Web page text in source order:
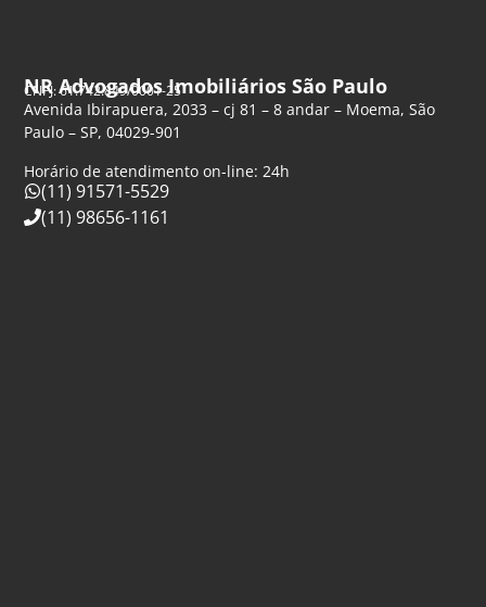
NR Advogados Imobiliários São Paulo
CNPJ: 61.742.849/0001-25
Avenida Ibirapuera, 2033 – cj 81 – 8 andar – Moema, São
Paulo – SP, 04029-901
Horário de atendimento on-line: 24h
(11) 91571-5529
(11) 98656-1161